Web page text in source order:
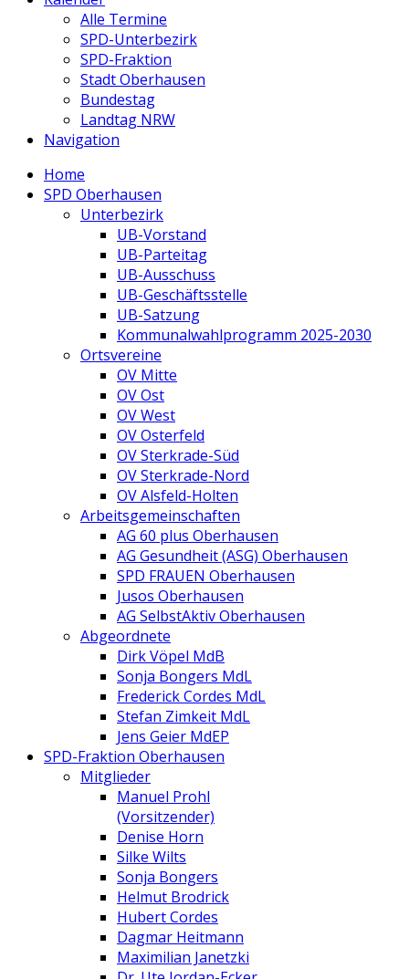
Alle Termine
SPD-Unterbezirk
SPD-Fraktion
Stadt Oberhausen
Bundestag
Landtag NRW
Navigation
Home
SPD Oberhausen
Unterbezirk
UB-Vorstand
UB-Parteitag
UB-Ausschuss
UB-Geschäftsstelle
UB-Satzung
Kommunalwahlprogramm 2025-2030
Ortsvereine
OV Mitte
OV Ost
OV West
OV Osterfeld
OV Sterkrade-Süd
OV Sterkrade-Nord
OV Alsfeld-Holten
Arbeitsgemeinschaften
AG 60 plus Oberhausen
AG Gesundheit (ASG) Oberhausen
SPD FRAUEN Oberhausen
Jusos Oberhausen
AG SelbstAktiv Oberhausen
Abgeordnete
Dirk Vöpel MdB
Sonja Bongers MdL
Frederick Cordes MdL
Stefan Zimkeit MdL
Jens Geier MdEP
SPD-Fraktion Oberhausen
Mitglieder
Manuel Prohl
(Vorsitzender)
Denise Horn
Silke Wilts
Sonja Bongers
Helmut Brodrick
Hubert Cordes
Dagmar Heitmann
Maximilian Janetzki